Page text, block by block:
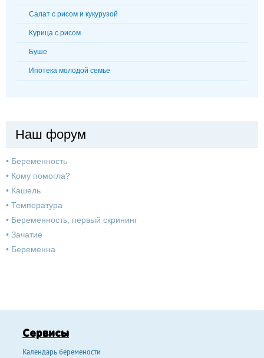
Салат с рисом и кукурузой
Курица с рисом
Буше
Ипотека молодой семье
Наш форум
• Беременность
• Кому помогла?
• Кашель
• Температура
• Беременность, первый скрининг
• Зачатие
• Беременна
Сервисы
Календарь беремености